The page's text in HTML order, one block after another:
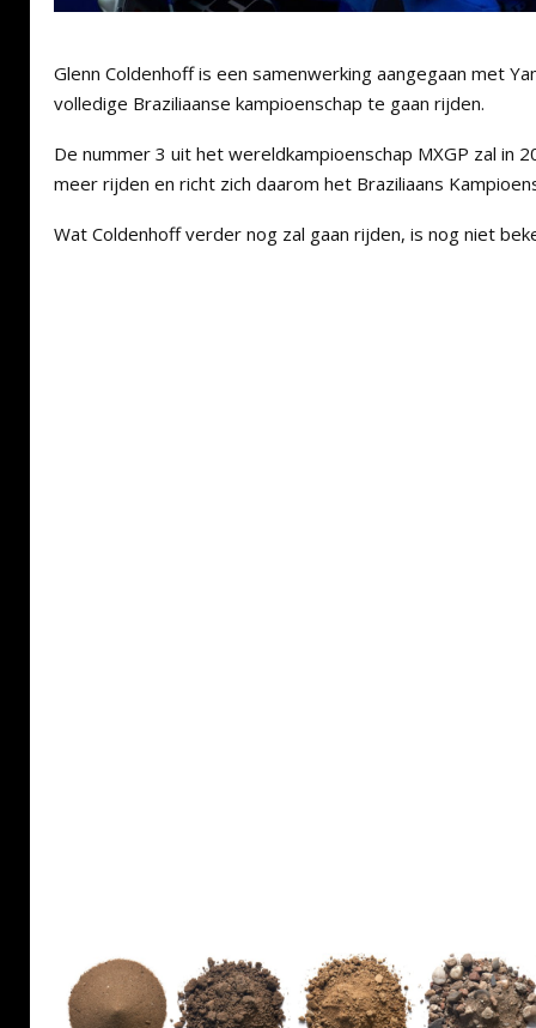
Glenn Coldenhoff is een samenwerking aangegaan met
volledige Braziliaanse kampioenschap te gaan rijden.
De nummer 3 uit het wereldkampioenschap MXGP zal in
meer rijden en richt zich daarom het Braziliaans
Wat Coldenhoff verder nog zal gaan rijden, is nog niet